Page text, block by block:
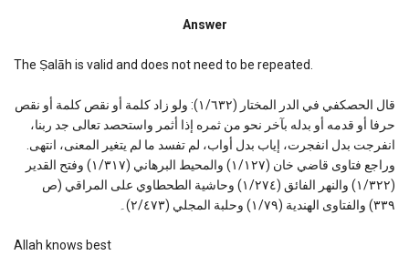
Answer
The Ṣalāh is valid and does not need to be repeated.
قال الحصكفي في الدر المختار (١/٦٣٢): ولو زاد كلمة أو نقص كلمة أو نقص
حرفا أو قدمه أو بدله بآخر نحو من ثمره إذا أثمر واستحصد تعالى جد ربنا،
انفرجت بدل انفجرت، إياب بدل أواب، لم تفسد ما لم يتغير المعنى، انتهى.
وراجع فتاوى قاضي خان (١/١٢٧) والمحيط البرهاني (١/٣١٧) وفتح القدير
(١/٣٢٢) والنهر الفائق (١/٢٧٤) وحاشية الطحطاوي على المراقي (ص
٣٣٩) والفتاوى الهندية (١/٧٩) وحلبة المجلي (٢/٤٧٣)۔
Allah knows best